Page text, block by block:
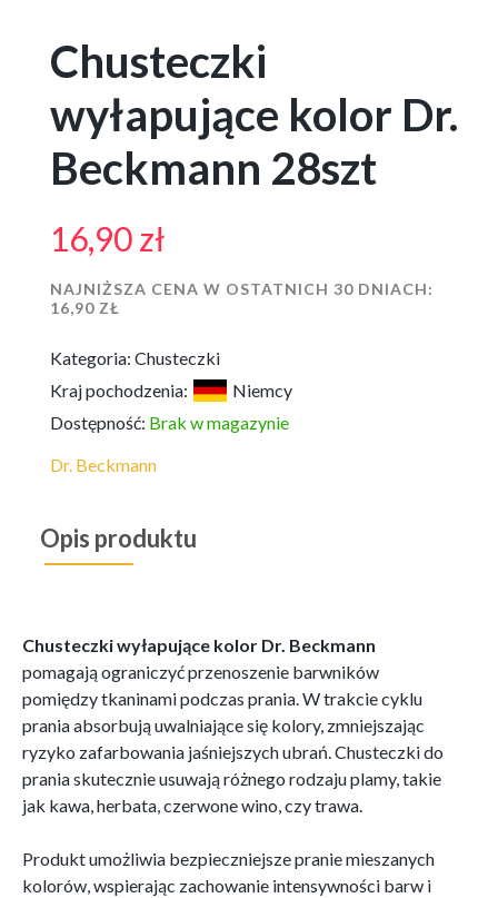
Chusteczki
wyłapujące kolor Dr.
Beckmann 28szt
16,90zł
NAJNIŻSZA CENA W OSTATNICH 30 DNIACH:
16,90 ZŁ
Kategoria: Chusteczki
Kraj pochodzenia:
Niemcy
Dostępność: Brak w magazynie
Dr. Beckmann
Opis produktu
Chusteczki wyłapujące kolor Dr. Beckmann
pomagają ograniczyć przenoszenie barwników
pomiędzy tkaninami podczas prania. W trakcie cyklu
prania absorbują uwalniające się kolory, zmniejszając
ryzyko zafarbowania jaśniejszych ubrań. Chusteczki do
prania skutecznie usuwają różnego rodzaju plamy, takie
jak kawa, herbata, czerwone wino, czy trawa.
Produkt umożliwia bezpieczniejsze pranie mieszanych
kolorów, wspierając zachowanie intensywności barw i